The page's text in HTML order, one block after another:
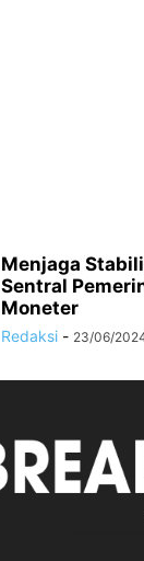
Menjaga
Sentral
Moneter
Redaksi - 23/06/